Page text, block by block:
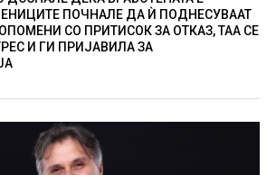
ПОЧНАЛЕ ДА Ѝ ПОДНЕСУВААТ
СО ПРИТИСОК ЗА ОТКАЗ, ТАА СЕ
И ГИ ПРИЈАВИЛА ЗА